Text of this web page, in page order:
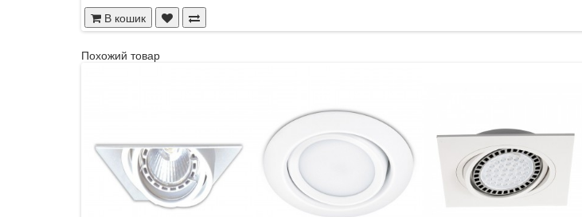
В кошик
Похожий товар